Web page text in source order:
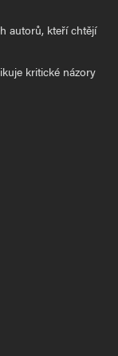
autorů, kteří chtějí
kritické názory